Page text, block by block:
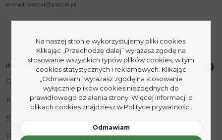
e-mail: pascal@pascal.pl
INFORMACJE
O nas
Kontakt
Sygnaliści
Polityka prywatności
Na naszej stronie wykorzystujemy pliki cookies.
Klikając „Przechodzę dalej” wyrażasz zgodę na
stosowanie wszystkich typów plików cookies, w tym
cookies statystycznych i reklamowych. Klikając
„Odmawiam” wyrażasz zgodę na stosowanie
wyłącznie plików cookies niezbędnych do
prawidłowego działania strony. Więcej informacji o
plikach cookies znajdziesz w Polityce prywatności.
Odmawiam